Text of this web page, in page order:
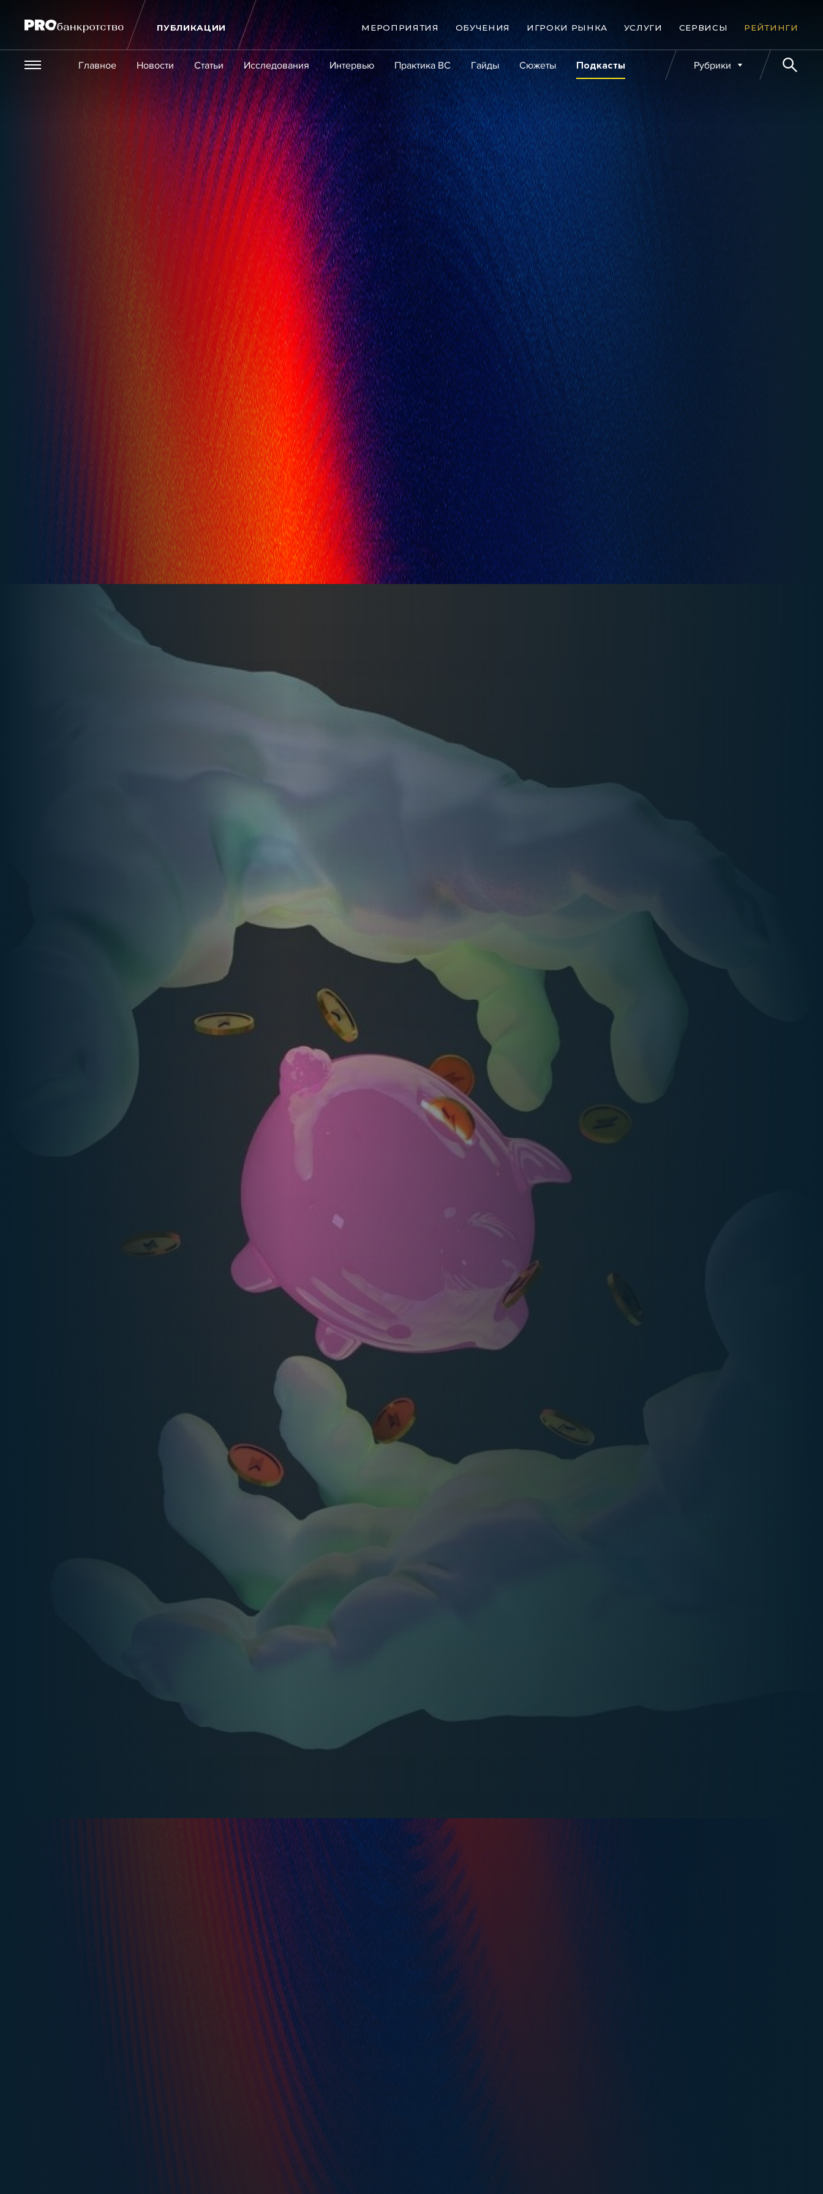
ПУБЛИКАЦИИ МЕРОПРИЯТИЯ ОБУЧЕНИЯ ИГРОКИ РЫНКА УСЛУГИ СЕРВИСЫ РЕЙТИНГИ
Везде
Главное Новости Статьи Исследования Интервью Практика ВС Гайды Сюжеты Подкасты
Экономика и бизнес Закон Практика Сообщество Эксперт PRO Крупные банкротства
Рубрики
Статьи Эксперт PROИнтервьюКрупные банкротстваСюжеты
Мероприятия
ОбученияОнлайн-обученияКниги
Персоны Кейсы
Услуги